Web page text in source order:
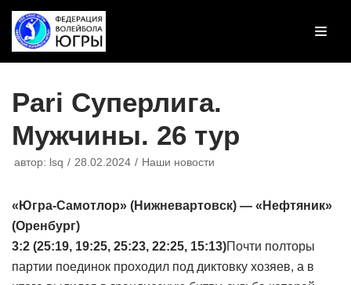
Перейти
к
Pari Суперлига.
Мужчины. 26 тур
автор: lsq 28.02.2024 Наши новости
«Югра-Самотлор» (Нижневартовск) — «Нефтяник»
(Оренбург)
3:2 (25:19, 19:25, 25:23, 22:25, 15:13)Почти полторы
партии поединок проходил под диктовку хозяев, а в